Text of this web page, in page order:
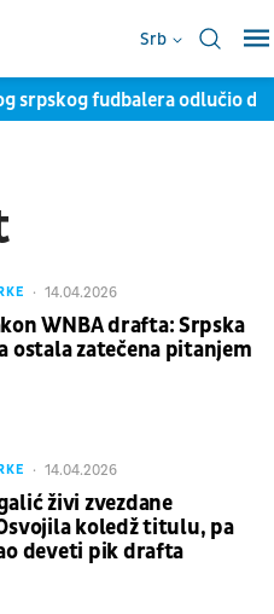
Srb
srpskog fudbalera odlučio
14.04.2026
WNBA drafta: Srpska
ostala zatečena pitanjem
14.04.2026
živi zvezdane
koledž titulu, pa
deveti pik drafta